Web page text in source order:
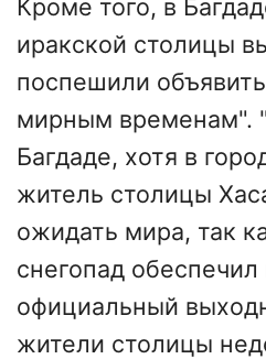
Кроме того, в
иракской столицы
поспешили
мирным временам".
Багдаде, хотя в
житель столицы
ожидать мира, так
снегопад
официальный
жители столицы